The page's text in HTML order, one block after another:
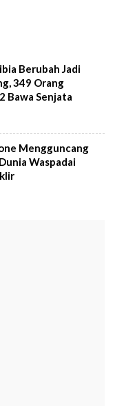
Berubah Jadi
349 Orang
Bawa Senjata
Mengguncang
Waspadai